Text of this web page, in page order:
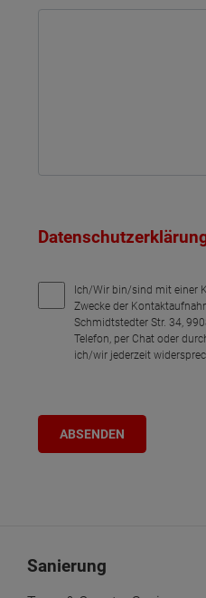
Ich/Wir bin/sind mit einer
Zwecke der
Schmidtstedter Str. 34,
Telefon, per Chat oder
ich/wir jederzeit
Sanierung